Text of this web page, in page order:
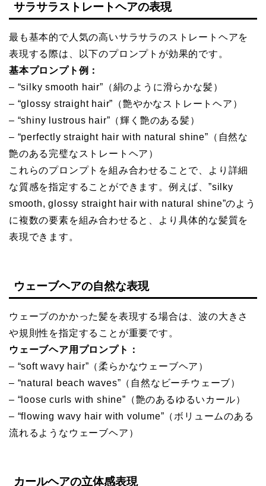
サラサラストレートヘアの表現
最も基本的で人気の高いサラサラのストレートヘアを
表現する際は、以下のプロンプトが効果的です。
基本プロンプト例：
– “silky smooth hair”（絹のように滑らかな髪）
– “glossy straight hair”（艶やかなストレートヘア）
– “shiny lustrous hair”（輝く艶のある髪）
– “perfectly straight hair with natural shine”（自然な
艶のある完璧なストレートヘア）
これらのプロンプトを組み合わせることで、より詳細
な質感を指定することができます。例えば、”silky
smooth, glossy straight hair with natural shine”のよう
に複数の要素を組み合わせると、より具体的な髪質を
表現できます。
ウェーブヘアの自然な表現
ウェーブのかかった髪を表現する場合は、波の大きさ
や規則性を指定することが重要です。
ウェーブヘア用プロンプト：
– “soft wavy hair”（柔らかなウェーブヘア）
– “natural beach waves”（自然なビーチウェーブ）
– “loose curls with shine”（艶のあるゆるいカール）
– “flowing wavy hair with volume”（ボリュームのある
流れるようなウェーブヘア）
カールヘアの立体感表現